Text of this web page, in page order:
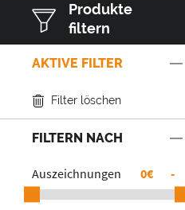
Produkte
filtern
AKTIVE FILTER
Filter löschen
FILTERN NACH
Auszeichnungen € -